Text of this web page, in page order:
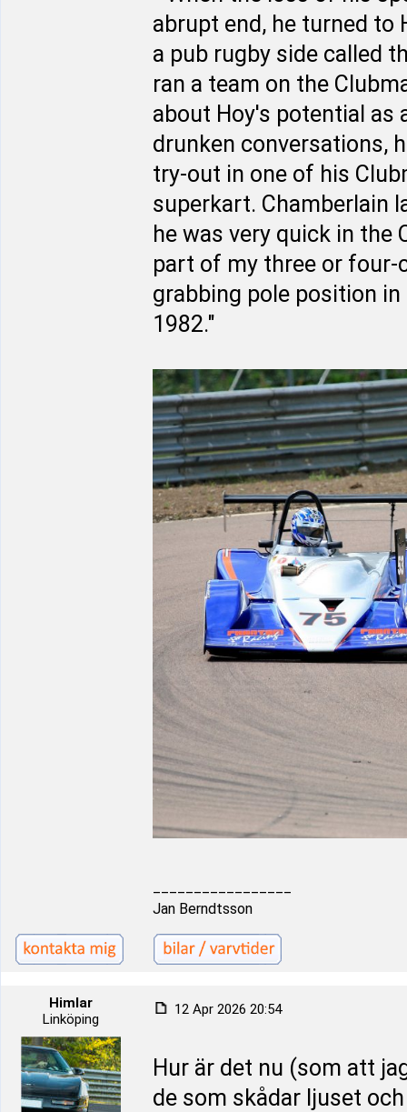
abrupt end, he turned to
a pub rugby side called
ran a team on the
about Hoy's potential as
drunken conversations,
try-out in one of his
superkart. Chamberlain
he was very quick in the
part of my three or four-
grabbing pole position
1982."
Jan Berndtsson
Himlar
Linköping
12 Apr 2026 20:54
Hur är det nu (som att
de som skådar ljuset